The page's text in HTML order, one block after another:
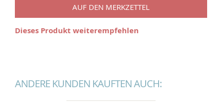
AUF DEN MERKZETTEL
Dieses Produkt weiterempfehlen
ANDERE KUNDEN KAUFTEN AUCH: